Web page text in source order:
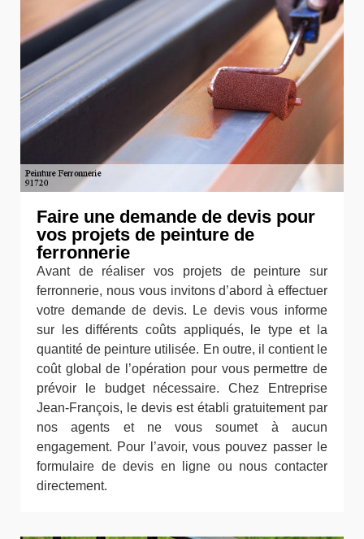
Faire une demande de devis pour
vos projets de peinture de
ferronnerie
Avant de réaliser vos projets de peinture sur
ferronnerie, nous vous invitons d’abord à effectuer
votre demande de devis. Le devis vous informe
sur les différents coûts appliqués, le type et la
quantité de peinture utilisée. En outre, il contient le
coût global de l’opération pour vous permettre de
prévoir le budget nécessaire. Chez Entreprise
Jean-François, le devis est établi gratuitement par
nos agents et ne vous soumet à aucun
engagement. Pour l’avoir, vous pouvez passer le
formulaire de devis en ligne ou nous contacter
directement.